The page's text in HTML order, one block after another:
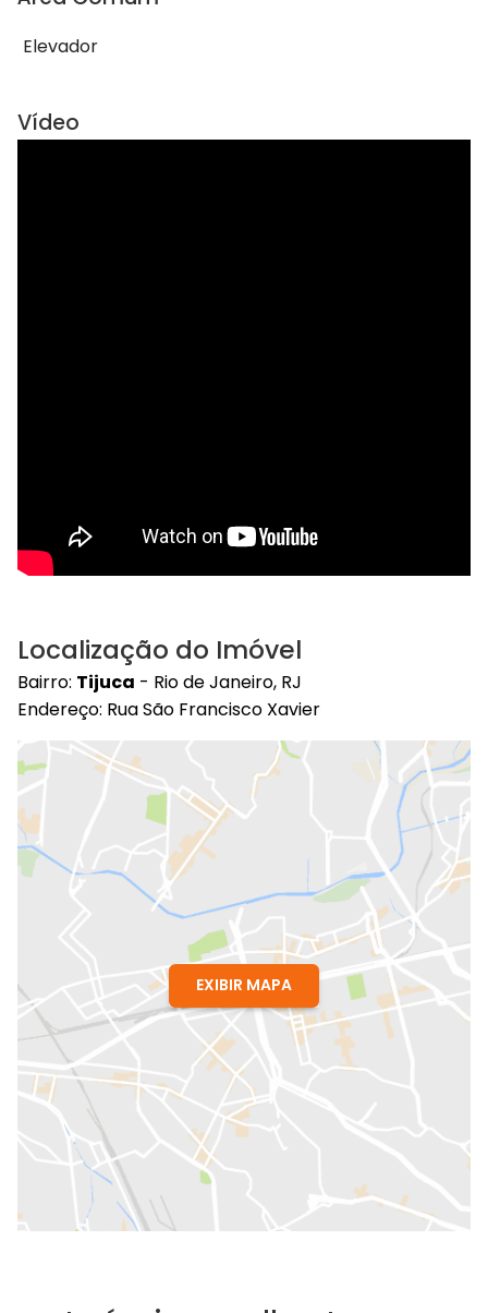
Elevador
Vídeo
Localização do Imóvel
Bairro: Tijuca - Rio de Janeiro, RJ
Endereço: Rua São Francisco Xavier
EXIBIR MAPA